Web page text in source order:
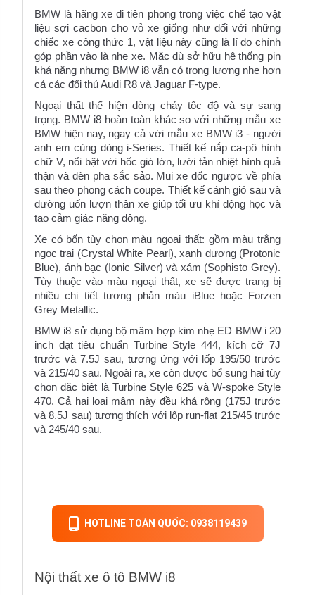
BMW là hãng xe đi tiên phong trong việc chế tạo vật
liệu sợi cacbon cho vỏ xe giống như đối với những
chiếc xe công thức 1, vật liệu này cũng là lí do chính
góp phần vào là nhẹ xe. Mặc dù sở hữu hệ thống pin
khá năng nhưng BMW i8 vẫn có trọng lượng nhẹ hơn
cả các đối thủ Audi R8 và Jaguar F-type.
Ngoại thất thể hiện dòng chảy tốc độ và sự sang
trọng. BMW i8 hoàn toàn khác so với những mẫu xe
BMW hiện nay, ngay cả với mẫu xe BMW i3 - người
anh em cùng dòng i-Series. Thiết kế nắp ca-pô hình
chữ V, nổi bật với hốc gió lớn, lưới tản nhiệt hình quả
thận và đèn pha sắc sảo. Mui xe dốc ngược về phía
sau theo phong cách coupe. Thiết kế cánh gió sau và
đường uốn lượn thân xe giúp tối ưu khí động học và
tạo cảm giác năng động.
Xe có bốn tùy chọn màu ngoại thất: gồm màu trắng
ngọc trai (Crystal White Pearl), xanh dương (Protonic
Blue), ánh bạc (Ionic Silver) và xám (Sophisto Grey).
Tùy thuộc vào màu ngoại thất, xe sẽ được trang bị
nhiều chi tiết tương phản màu iBlue hoặc Forzen
Grey Metallic.
BMW i8 sử dụng bộ mâm hợp kim nhẹ ED BMW i 20
inch đạt tiêu chuẩn Turbine Style 444, kích cỡ 7J
trước và 7.5J sau, tương ứng với lốp 195/50 trước
và 215/40 sau. Ngoài ra, xe còn được bổ sung hai tùy
chọn đặc biệt là Turbine Style 625 và W-spoke Style
470. Cả hai loại mâm này đều khá rộng (175J trước
và 8.5J sau) tương thích với lốp run-flat 215/45 trước
và 245/40 sau.
HOTLINE TOÀN QUỐC: 0938119439
Nội thất xe ô tô BMW i8